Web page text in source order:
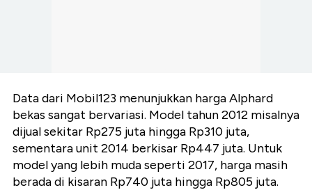
Data dari Mobil123 menunjukkan harga Alphard
bekas sangat bervariasi. Model tahun 2012 misalnya
dijual sekitar Rp275 juta hingga Rp310 juta,
sementara unit 2014 berkisar Rp447 juta. Untuk
model yang lebih muda seperti 2017, harga masih
berada di kisaran Rp740 juta hingga Rp805 juta.